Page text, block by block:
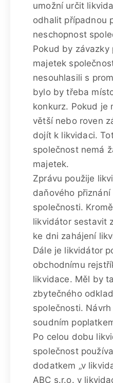
umožní určit
odhalit případnou
neschopnost
Pokud by závazky
majetek
nesouhlasili s
bylo by třeba
konkurz. Pokud je
větší nebo roven
dojít k likvidaci.
společnost nemá
majetek.
Zprávu použije
daňového
společnosti.
likvidátor sestavit
ke dni zahájení
Dále je likvidátor
obchodnímu
likvidace. Měl by
zbytečného
společnosti.
soudním
Po celou dobu
společnost
dodatkem „v
ABC s.r.o. v